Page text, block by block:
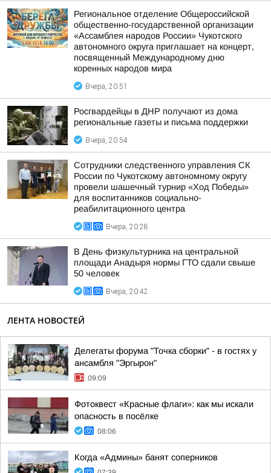
Региональное отделение Общероссийской
общественно-государственной организации
«Ассамблея народов России» Чукотского
автономного округа приглашает на концерт,
посвященный Международному дню
коренных народов мира
Вчера, 20:51
Росгвардейцы в ДНР получают из дома
региональные газеты и письма поддержки
Вчера, 20:54
Сотрудники следственного управления СК
России по Чукотскому автономному округу
провели шашечный турнир «Ход Победы»
для воспитанников социально-
реабилитационного центра
Вчера, 20:28
В День физкультурника на центральной
площади Анадыря нормы ГТО сдали свыше
50 человек
Вчера, 20:42
ЛЕНТА НОВОСТЕЙ
Делегаты форума "Точка сборки" - в гостях у
ансамбля "Эргырон"
09:09
Фотоквест «Красные флаги»: как мы искали
опасность в посёлке
08:06
Когда «Админы» банят соперников